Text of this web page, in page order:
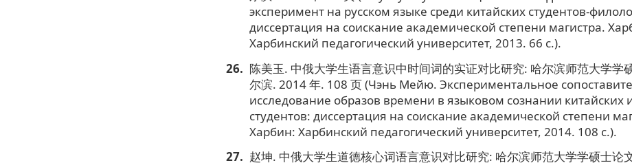
эксперимент на русском языке среди китайских студентов-
диссертация на соискание академической степени магистра.
Харбинский педагогический университет, 2013. 66 c.).
陈美玉. 中俄大学生语言意识中时间词的实证对比研究: 哈尔滨师范大学学
尔滨. 2014 年. 108 页 (Чэнь Мейю. Экспериментальное
исследование образов времени в языковом сознании китайских
студентов: диссертация на соискание академической степени
Харбин: Харбинский педагогический университет, 2014. 108 с.).
赵坤. 中俄大学生道德核心词语言意识对比研究: 哈尔滨师范大学学硕士论